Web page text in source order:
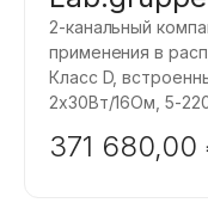
2-канальный
применения в
Класс D,
2х30Вт/16Ом, 5-
371 680,00